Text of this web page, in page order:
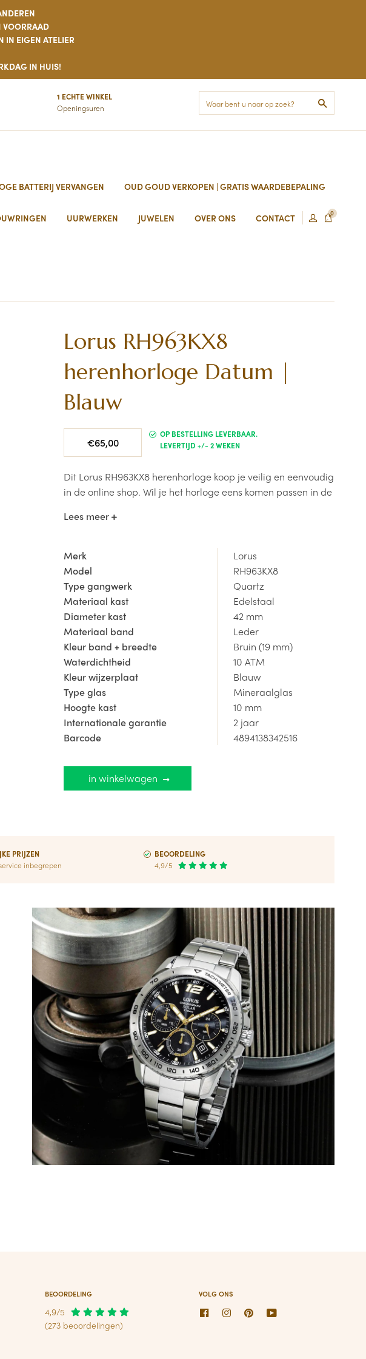
VOORRAAD
IN EIGEN ATELIER
IN HUIS!
1 ECHTE WINKEL
Openingsuren
BATTERIJ VERVANGEN OUD GOUD VERKOPEN | GRATIS WAARDEBEPALING
UURWERKEN JUWELEN OVER ONS CONTACT 0
Lorus RH963KX8
herenhorloge Datum |
Blauw
€65,00
OP BESTELLING LEVERBAAR.
LEVERTIJD +/- 2 WEKEN
Dit Lorus RH963KX8 herenhorloge koop je veilig en eenvoudig
in de online shop. Wil je het horloge eens komen passen in de
Gistel, met de nodige kennis van zaken helpt horlogemaker
horlogedokter.be is officieel Lorus Dealer,
je ontvangt hierbij een internationale garantie van 2 jaar.
Alle prijzen zijn inclusief 21% BTW.
Lees meer
Merk
Lorus
Model
RH963KX8
Type gangwerk
Quartz
Materiaal kast
Edelstaal
Diameter kast
42 mm
Materiaal band
Leder
Kleur band + breedte
Bruin (19 mm)
Waterdichtheid
10 ATM
Kleur wijzerplaat
Blauw
Type glas
Mineraalglas
Hoogte kast
10 mm
Internationale garantie
2 jaar
Barcode
4894138342516
in winkelwagen
PRIJZEN
inbegrepen
BEOORDELING
4,9/5
BEOORDELING
4,9/5
(273 beoordelingen)
VOLG ONS
FacebookInstagram
Pinterest